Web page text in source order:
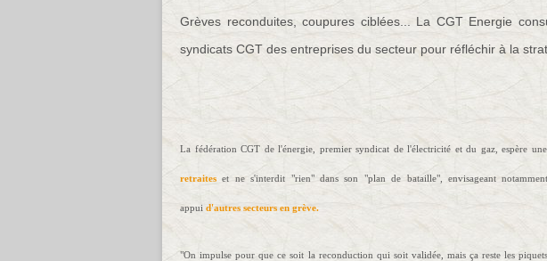
Grèves reconduites, coupures ciblées... La CGT Energie
syndicats CGT des entreprises du secteur pour réfléchir à la
La fédération CGT de l'énergie, premier syndicat de l'électricité et du gaz, espère
retraites et ne s'interdit "rien" dans son "plan de bataille", envisageant
appui d'autres secteurs en grève.
"On impulse pour que ce soit la reconduction qui soit validée, mais ça reste les